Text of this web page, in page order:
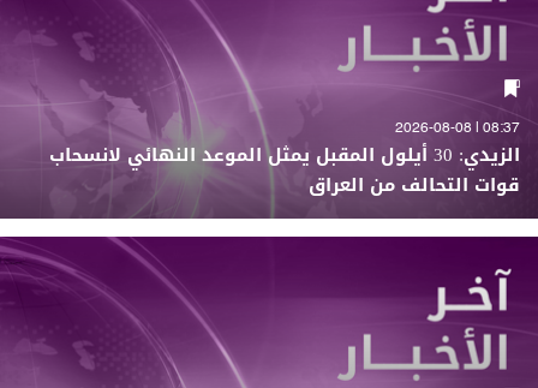
08:37 | 2026-08-08
الزيدي: 30 أيلول المقبل يمثل الموعد النهائي لانسحاب
قوات التحالف من العراق